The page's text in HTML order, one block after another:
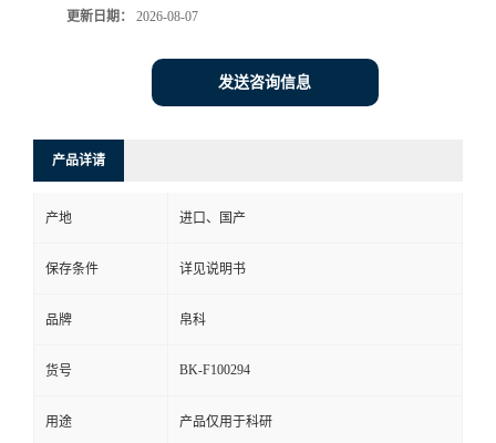
更新日期： 2026-08-07
发送咨询信息
产品详请
产地 进口、国产
保存条件 详见说明书
品牌 帛科
货号 BK-F100294
用途 产品仅用于科研